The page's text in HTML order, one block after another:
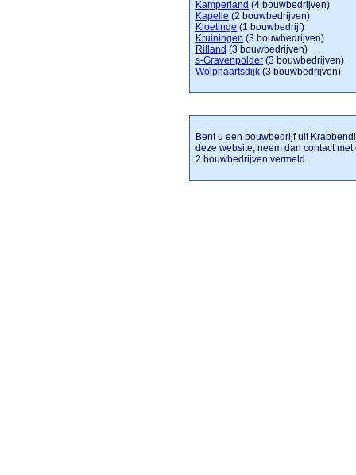
Kamperland (4 bouwbedrijven)
Kapelle (2 bouwbedrijven)
Kloetinge (1 bouwbedrijf)
Kruiningen (3 bouwbedrijven)
Rilland (3 bouwbedrijven)
s-Gravenpolder (3 bouwbedrijven)
Wolphaartsdijk (3 bouwbedrijven)
Bent u een bouwbedrijf uit
deze website, neem dan contact
2 bouwbedrijven vermeld.